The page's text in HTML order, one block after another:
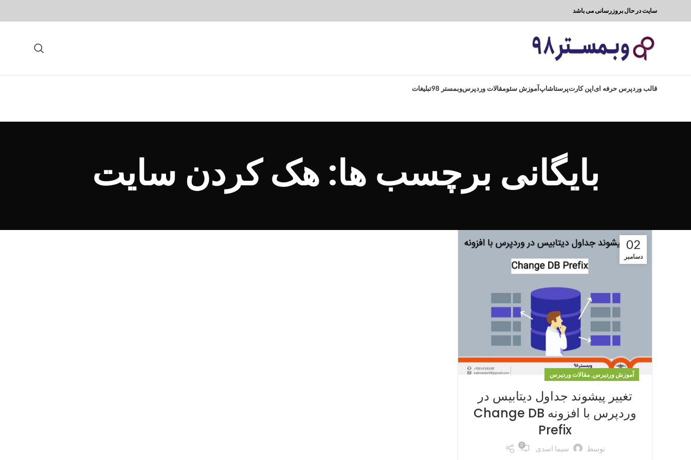
سایت در حال بروزرسانی می باشد
قالب وردپرس حرفه ایاپن کارتپرستاشاپآموزش سئومقالات وردپرسوبمستر 98 تبلیغات
بایگانی برچسب ها: هک کردن سایت
02
دسامبر
آموزش وردپرس, مقالات وردپرس
تغییر پیشوند جداول دیتابیس در
وردپرس با افزونه Change DB
Prefix
توسط سیما اسدی 0